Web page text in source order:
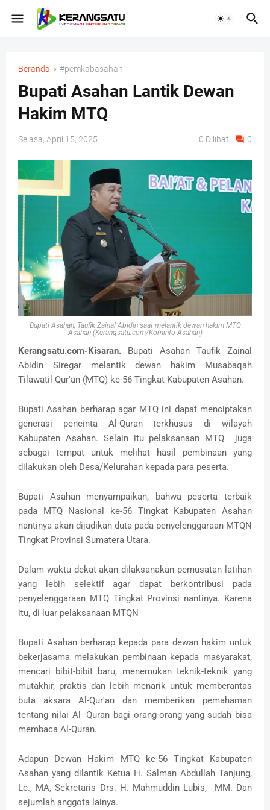
Beranda #pemkabasahan
Bupati Asahan Lantik Dewan
Hakim MTQ
Selasa, April 15, 2025 0 Dilihat 0
Bupati Asahan, Taufik Zainal Abidin saat melantik dewan hakim MTQ
Asahan (Kerangsatu.com/Kominfo Asahan)
Kerangsatu.com-Kisaran. Bupati Asahan Taufik Zainal
Abidin Siregar melantik dewan hakim Musabaqah
Tilawatil Qur'an (MTQ) ke-56 Tingkat Kabupaten Asahan.
Bupati Asahan berharap agar MTQ ini dapat menciptakan
generasi pencinta Al-Quran terkhusus di wilayah
Kabupaten Asahan. Selain itu pelaksanaan MTQ juga
sebagai tempat untuk melihat hasil pembinaan yang
dilakukan oleh Desa/Kelurahan kepada para peserta.
Bupati Asahan menyampaikan, bahwa peserta terbaik
pada MTQ Nasional ke-56 Tingkat Kabupaten Asahan
nantinya akan dijadikan duta pada penyelenggaraan MTQN
Tingkat Provinsi Sumatera Utara.
Dalam waktu dekat akan dilaksanakan pemusatan latihan
yang lebih selektif agar dapat berkontribusi pada
penyelenggaraan MTQ Tingkat Provinsi nantinya. Karena
itu, di luar pelaksanaan MTQN
Bupati Asahan berharap kepada para dewan hakim untuk
bekerjasama melakukan pembinaan kepada masyarakat,
mencari bibit-bibit baru, menemukan teknik-teknik yang
mutakhir, praktis dan lebih menarik untuk memberantas
buta aksara Al-Qur'an dan memberikan pemahaman
tentang nilai Al- Quran bagi orang-orang yang sudah bisa
membaca Al-Quran.
Adapun Dewan Hakim MTQ ke-56 Tingkat Kabupaten
Asahan yang dilantik Ketua H. Salman Abdullah Tanjung,
Lc., MA, Sekretaris Drs. H. Mahmuddin Lubis, MM. Dan
sejumlah anggota lainya.